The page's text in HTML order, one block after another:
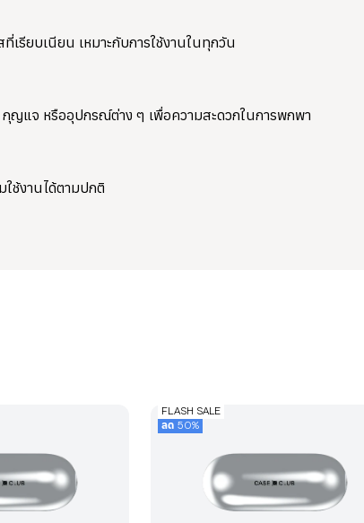
รียบเนียน เหมาะกับการใช้งานในทุกวัน
กุญแจ หรืออุปกรณ์ต่าง ๆ เพื่อความสะดวกในการพกพา
ช้งานได้ตามปกติ
FLASH SALE
ลด 50%